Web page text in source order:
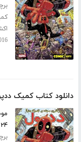
دانلود کتاب کمیک ددپول 2016 - قسمت
۲۴ صفحه